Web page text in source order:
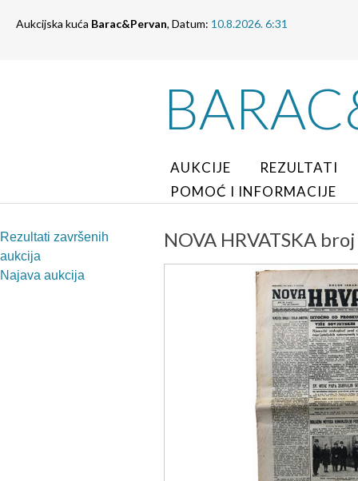
Aukcijska kuća Barac&Pervan, Datum: 10.8.2026. 6:31
AUKCIJE
REZULTATI
POMOĆ I INFORMACIJE
Rezultati završenih
aukcija
Najava aukcija
NOVA HRVATSKA